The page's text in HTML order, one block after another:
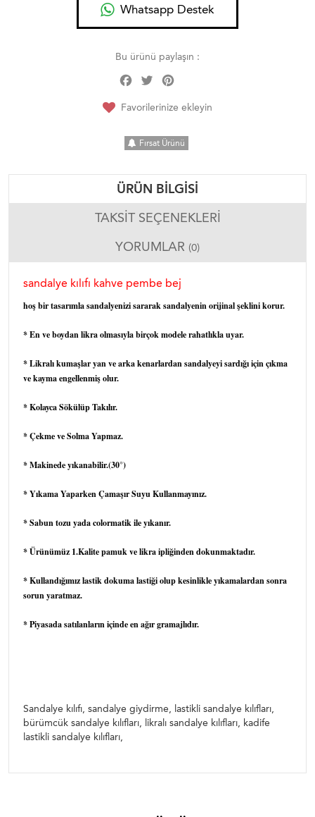
Whatsapp Destek
Bu ürünü paylaşın :
Facebook
Twitter
Favorilerinize ekleyin
Fırsat Ürünü
ÜRÜN BILGISI
TAKSIT SEÇENEKLERI
YORUMLAR (0)
sandalye kılıfı kahve pembe bej
hoş bir tasarımla sandalyenizi sararak sandalyenin orijinal şeklini korur.
* En ve boydan likra olmasıyla birçok modele rahatlıkla uyar.
* Likralı kumaşlar yan ve arka kenarlardan sandalyeyi sardığı için çıkma
ve kayma engellenmiş olur.
* Kolayca Sökülüp Takılır.
* Çekme ve Solma Yapmaz.
* Makinede yıkanabilir.(30°)
* Yıkama Yaparken Çamaşır Suyu Kullanmayınız.
* Sabun tozu yada colormatik ile yıkanır.
* Ürünümüz 1.Kalite pamuk ve likra ipliğinden dokunmaktadır.
* Kullandığımız lastik dokuma lastiği olup kesinlikle yıkamalardan sonra
sorun yaratmaz.
* Piyasada satılanların içinde en ağır gramajlıdır.
Sandalye kılıfı, sandalye giydirme, lastikli sandalye kılıfları,
bürümcük sandalye kılıfları, likralı sandalye kılıfları, kadife
lastikli sandalye kılıfları,